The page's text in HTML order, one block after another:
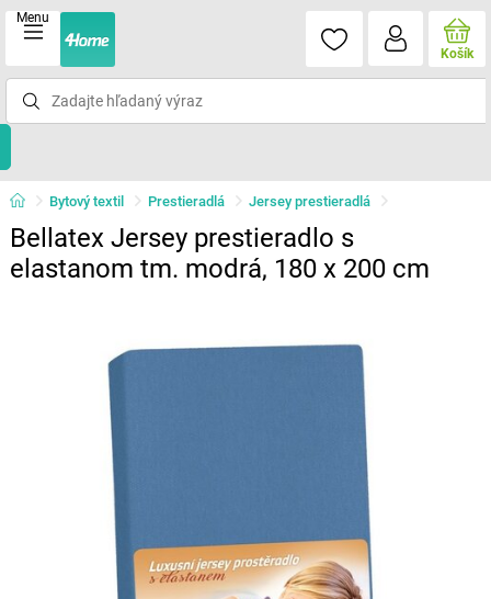
Menu
Košík
Bytový textil Prestieradlá Jersey prestieradlá
Bellatex Jersey prestieradlo s
elastanom tm. modrá, 180 x 200 cm